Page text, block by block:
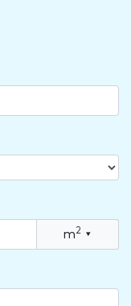
m2 ▾